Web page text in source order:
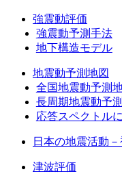
強震動評価
強震動予測手法
地下構造モデル
地震動予測地図
全国地震動予測
長周期地震動予
応答スペクトル
日本の地震活動
津波評価